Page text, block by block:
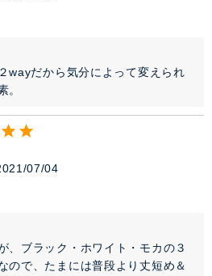
wayだから気分によって変えられ
。
07/04
、ブラック・ホワイト・モカの３
ので、たまには普段より丈短め＆